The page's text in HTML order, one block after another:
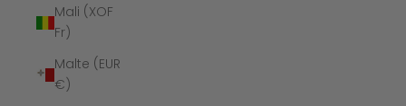
Mali (XOF
Fr)
Malte (EUR
€)